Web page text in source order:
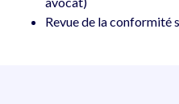
Revue de la conformité